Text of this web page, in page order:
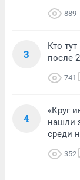
889
3
Кто
после
741
4
«Круг
нашли
среди
352